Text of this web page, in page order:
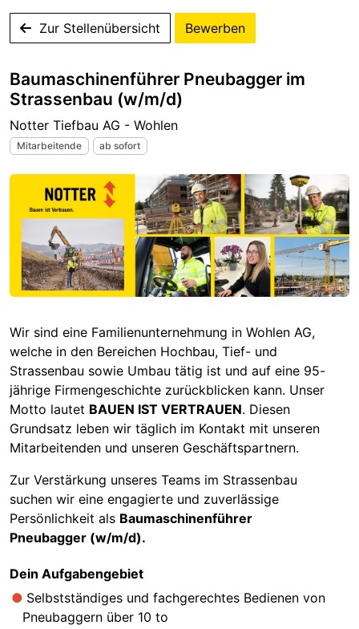
Zur Stellenübersicht Bewerben
Baumaschinenführer Pneubagger im
Strassenbau (w/m/d)
Notter Tiefbau AG - Wohlen
Mitarbeitende ab sofort
Wir sind eine Familienunternehmung in Wohlen AG,
welche in den Bereichen Hochbau, Tief- und
Strassenbau sowie Umbau tätig ist und auf eine 95-
jährige Firmengeschichte zurückblicken kann. Unser
Motto lautet BAUEN IST VERTRAUEN. Diesen
Grundsatz leben wir täglich im Kontakt mit unseren
Mitarbeitenden und unseren Geschäftspartnern.
Zur Verstärkung unseres Teams im Strassenbau
suchen wir eine engagierte und zuverlässige
Persönlichkeit als Baumaschinenführer
Pneubagger (w/m/d).
Dein Aufgabengebiet
Selbstständiges und fachgerechtes Bedienen von
Pneubaggern über 10 to